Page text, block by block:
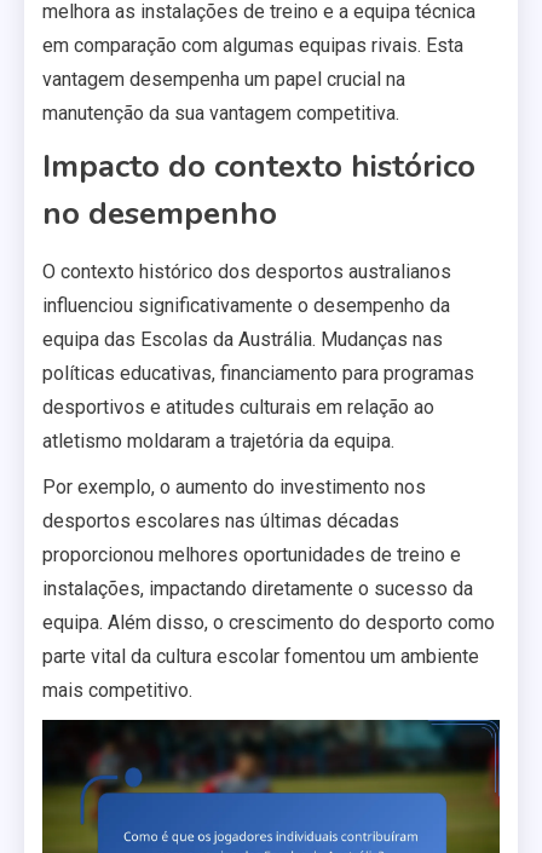
melhora as instalações de treino e a equipa técnica
em comparação com algumas equipas rivais. Esta
vantagem desempenha um papel crucial na
manutenção da sua vantagem competitiva.
Impacto do contexto histórico
no desempenho
O contexto histórico dos desportos australianos
influenciou significativamente o desempenho da
equipa das Escolas da Austrália. Mudanças nas
políticas educativas, financiamento para programas
desportivos e atitudes culturais em relação ao
atletismo moldaram a trajetória da equipa.
Por exemplo, o aumento do investimento nos
desportos escolares nas últimas décadas
proporcionou melhores oportunidades de treino e
instalações, impactando diretamente o sucesso da
equipa. Além disso, o crescimento do desporto como
parte vital da cultura escolar fomentou um ambiente
mais competitivo.